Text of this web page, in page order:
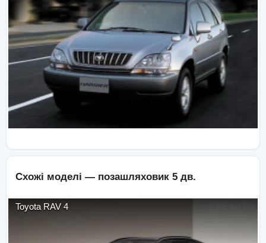
Схожі моделі — позашляховик 5 дв.
Toyota RAV 4